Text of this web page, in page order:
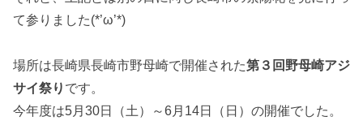
て参りました(*’ω’*)
場所は長崎県長崎市野母崎で開催された第３回野母崎アジ
サイ祭り です。
今年度は5月30日（土）～6月14日（日）の開催でした。